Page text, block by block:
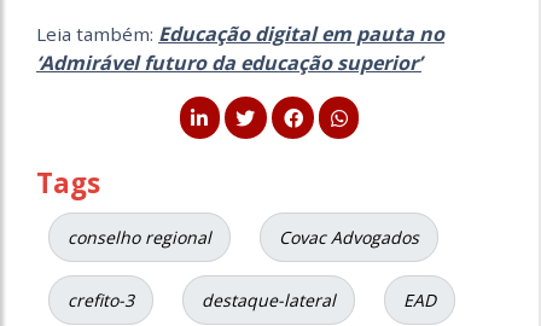
Leia também: Educação digital em pauta no
‘Admirável futuro da educação superior’
Tags
conselho regional Covac Advogados
crefito-3 destaque-lateral EAD